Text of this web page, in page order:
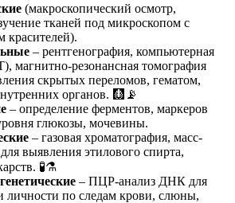
(макроскопический осмотр,
тканей под микроскопом с
красителей).
– рентгенография, компьютерная
магнитно-резонансная томография
скрытых переломов, гематом,
органов. 🩻📡
– определение ферментов, маркеров
глюкозы, мочевины.
– газовая хроматография, масс-
выявления этилового спирта,
🧪⚗️
– ПЦР-анализ ДНК для
личности по следам крови, слюны,